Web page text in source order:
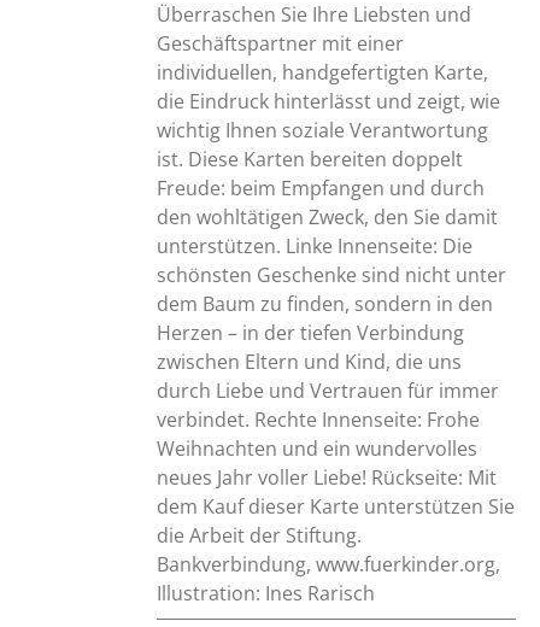
Überraschen Sie Ihre Liebsten und
Geschäftspartner mit einer
individuellen, handgefertigten Karte,
die Eindruck hinterlässt und zeigt, wie
wichtig Ihnen soziale Verantwortung
ist. Diese Karten bereiten doppelt
Freude: beim Empfangen und durch
den wohltätigen Zweck, den Sie damit
unterstützen. Linke Innenseite: Die
schönsten Geschenke sind nicht unter
dem Baum zu finden, sondern in den
Herzen – in der tiefen Verbindung
zwischen Eltern und Kind, die uns
durch Liebe und Vertrauen für immer
verbindet. Rechte Innenseite: Frohe
Weihnachten und ein wundervolles
neues Jahr voller Liebe! Rückseite: Mit
dem Kauf dieser Karte unterstützen Sie
die Arbeit der Stiftung.
Bankverbindung, www.fuerkinder.org,
Illustration: Ines Rarisch